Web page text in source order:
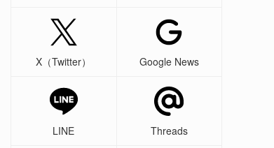
X（Twitter） Google News
LINE Threads